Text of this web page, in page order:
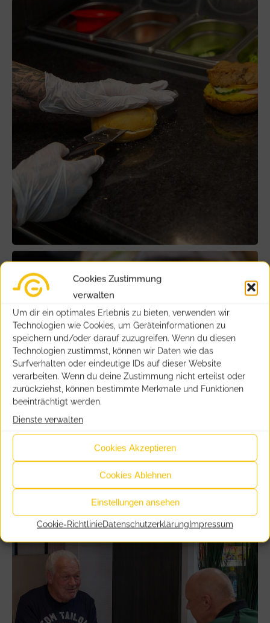
Cookies Zustimmung
verwalten
Um dir ein optimales Erlebnis zu bieten, verwenden wir
Technologien wie Cookies, um Geräteinformationen zu
speichern und/oder darauf zuzugreifen. Wenn du diesen
Technologien zustimmst, können wir Daten wie das
Surfverhalten oder eindeutige IDs auf dieser Website
verarbeiten. Wenn du deine Zustimmung nicht erteilst oder
zurückziehst, können bestimmte Merkmale und Funktionen
beeinträchtigt werden.
Dienste verwalten
Cookies Akzeptieren
Cookies Ablehnen
Einstellungen ansehen
Cookie-RichtlinieDatenschutzerklärungImpressum